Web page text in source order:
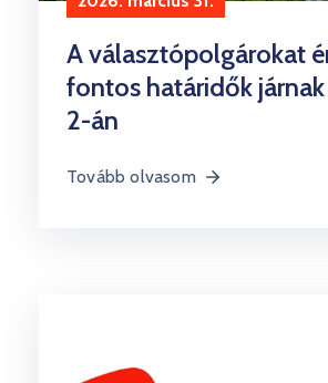
A választópolgárokat
fontos határidők
2-án
Tovább olvasom